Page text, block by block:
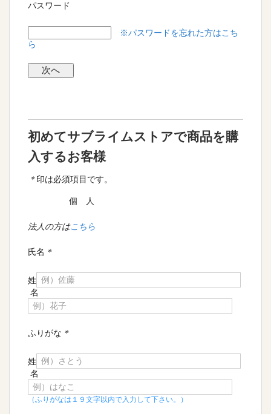
パスワード
※パスワードを忘れた方はこち
ら
初めてサブライムストアで商品を購
入するお客様
＊印は必須項目です。
個 人
法人の方はこちら
氏名 ＊
姓
名
ふりがな ＊
姓
名
（ふりがなは１９文字以内で入力して下さい。）